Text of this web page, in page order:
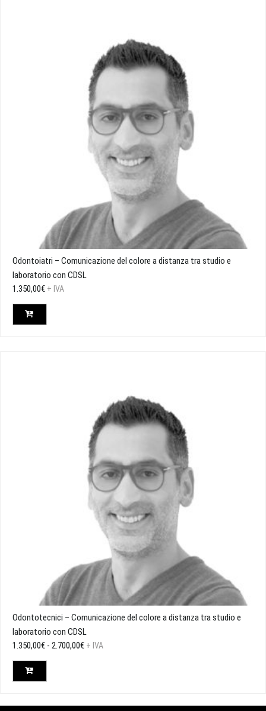
Odontoiatri – Comunicazione del colore a distanza tra studio e
laboratorio con CDSL
1.350,00€ + IVA
Odontotecnici – Comunicazione del colore a distanza tra studio e
laboratorio con CDSL
1.350,00€ - 2.700,00€Fascia
+ IVA